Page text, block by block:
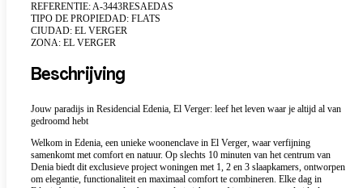
REFERENTIE: A-3443RESAEDAS
TIPO DE PROPIEDAD: FLATS
CIUDAD: EL VERGER
ZONA: EL VERGER
Beschrijving
Jouw paradijs in Residencial Edenia, El Verger: leef het leven waar je altijd al van
gedroomd hebt
Welkom in Edenia, een unieke woonenclave in El Verger, waar verfijning
samenkomt met comfort en natuur. Op slechts 10 minuten van het centrum van
Denia biedt dit exclusieve project woningen met 1, 2 en 3 slaapkamers, ontworpen
om elegantie, functionaliteit en maximaal comfort te combineren. Elke dag in